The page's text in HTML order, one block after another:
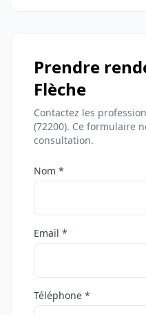
Prendre
Flèche
Contactez les
(72200). Ce formulaire
consultation.
Nom *
Email *
Téléphone *